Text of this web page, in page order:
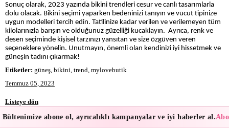
Sonuç olarak, 2023 yazında bikini trendleri cesur ve canlı tasarımlarla
dolu olacak. Bikini seçimi yaparken bedeninizi tanıyın ve vücut tipinize
uygun modelleri tercih edin. Tatilinize kadar verilen ve verilemeyen tüm
kilolarınızla barışın ve olduğunuz güzelliği kucaklayın. Ayrıca, renk ve
desen seçiminde kişisel tarzınızı yansıtan ve size özgüven veren
seçeneklere yönelin. Unutmayın, önemli olan kendinizi iyi hissetmek ve
güneşin tadını çıkarmak!
Etiketler: güneş, bikini, trend, mylovebutik
Temmuz 05, 2023
Listeye dön
abone ol, ayrıcalıklı kampanyalar ve iyi haberler al.